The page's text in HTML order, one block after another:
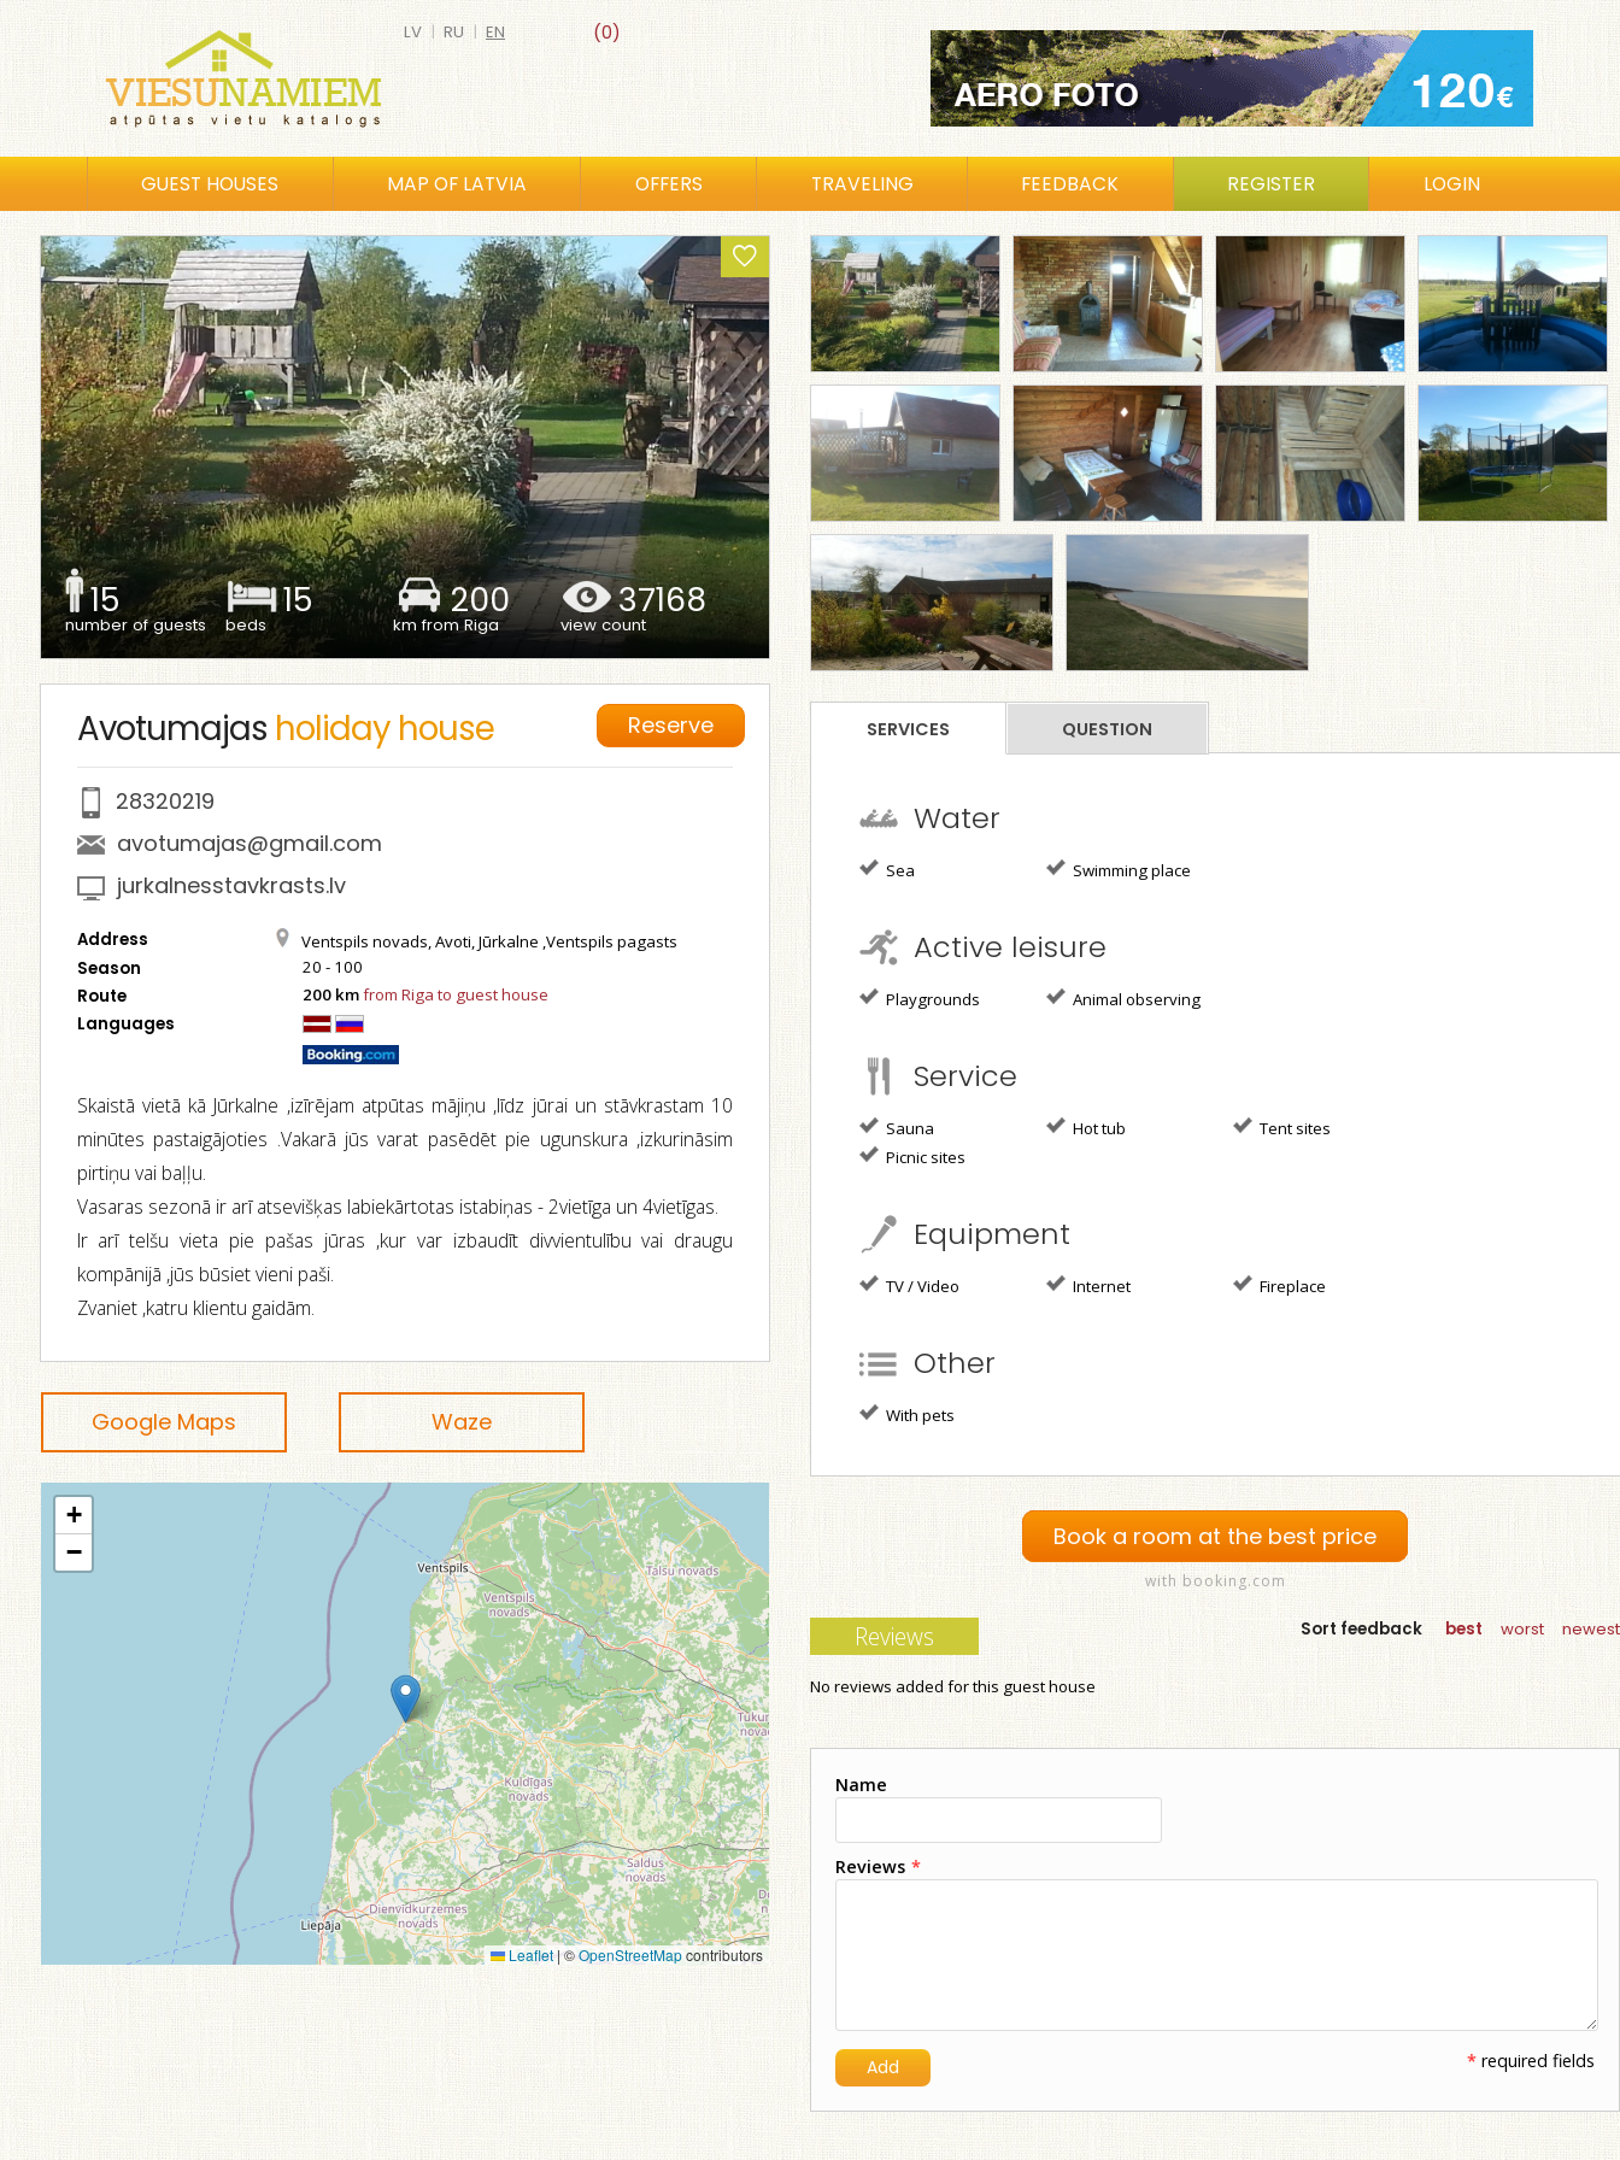
(0)
LV | RU | EN
GUEST HOUSES MAP OF LATVIA OFFERS TRAVELING FEEDBACK REGISTER LOGIN
15
number of guests
15
beds
200
km from Riga
37168
view count
Avotumajas holiday house Reserve
28320219
avotumajas@gmail.com
jurkalnesstavkrasts.lv
Address Ventspils novads, Avoti, Jūrkalne ,Ventspils pagasts
Season 20 - 100
Route 200 kmfrom Riga to guest house
Languages
Skaistā vietā kā Jūrkalne ,izīrējam atpūtas mājiņu ,līdz jūrai un stāvkrastam 10
minūtes pastaigājoties .Vakarā jūs varat pasēdēt pie ugunskura ,izkurināsim
pirtiņu vai baļļu.
Vasaras sezonā ir arī atsevišķas labiekārtotas istabiņas - 2vietīga un 4vietīgas.
Ir arī telšu vieta pie pašas jūras ,kur var izbaudīt divvientulību vai draugu
kompānijā ,jūs būsiet vieni paši.
Zvaniet ,katru klientu gaidām.
Google Maps Waze
+
−
Leaflet |©OpenStreetMapcontributors
SERVICES QUESTION
Water
Sea Swimming place
Active leisure
Playgrounds Animal observing
Service
Sauna Hot tub
Tent sites
Picnic sites
Equipment
TV / Video Internet Fireplace
Other
With pets
Book a room at the best price
with booking.com
Sort feedback best worst newest
Reviews
No reviews added for this guest house
Name
Reviews *
* required fields